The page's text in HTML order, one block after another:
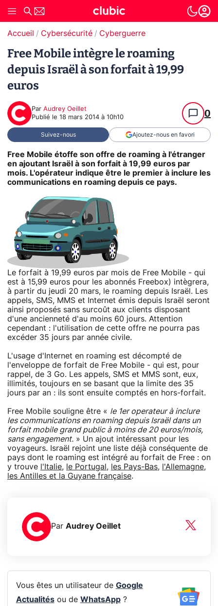
Accueil Cybersécurité Cyberguerre
Free Mobile intègre le roaming
depuis Israël à son forfait à 19,99
euros
Par Audrey Oeillet
Publié le 18 mars 2014 à 10h10 0
Suivez-nous Ajoutez-nous en favori
Free Mobile étoffe son offre de roaming à l'étranger
en ajoutant Israël à son forfait à 19,99 euros par
mois. L'opérateur indique être le premier à inclure les
communications en roaming depuis ce pays.
Le forfait à 19,99 euros par mois de Free Mobile - qui
est à 15,99 euros pour les abonnés Freebox) intègrera,
à partir du jeudi 20 mars, le roaming depuis Israël. Les
appels, SMS, MMS et Internet émis depuis Israël seront
ainsi proposés sans surcoût aux clients disposant
d'une ancienneté d'au moins 60 jours. Attention
cependant : l'utilisation de cette offre ne pourra pas
excéder 35 jours par année civile.
L'usage d'Internet en roaming est décompté de
l'enveloppe de forfait de Free Mobile - qui est, pour
rappel, de 3 Go. Les appels, SMS et MMS sont, eux,
illimités, toujours en se basant que la limite des 35
jours par an : ils sont ensuite comptés en hors-forfait.
Free Mobile souligne être « le 1er operateur à inclure
les communications en roaming depuis Israël dans un
forfait mobile grand public à moins de 20 euros/mois,
sans engagement. » Un ajout intéressant pour les
voyageurs. Israël rejoint une liste déjà conséquente de
pays dont le roaming est intégré au forfait de Free : on
y trouve
l'Italie, le Portugal , les Pays-Bas, l'Allemagne,
les Antilles et la Guyane française.
Par Audrey Oeillet
Vous êtes un utilisateur de Google
Actualitésou de WhatsApp?